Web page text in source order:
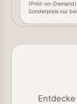
(Print-on-Demand)
Sonderpreis nur